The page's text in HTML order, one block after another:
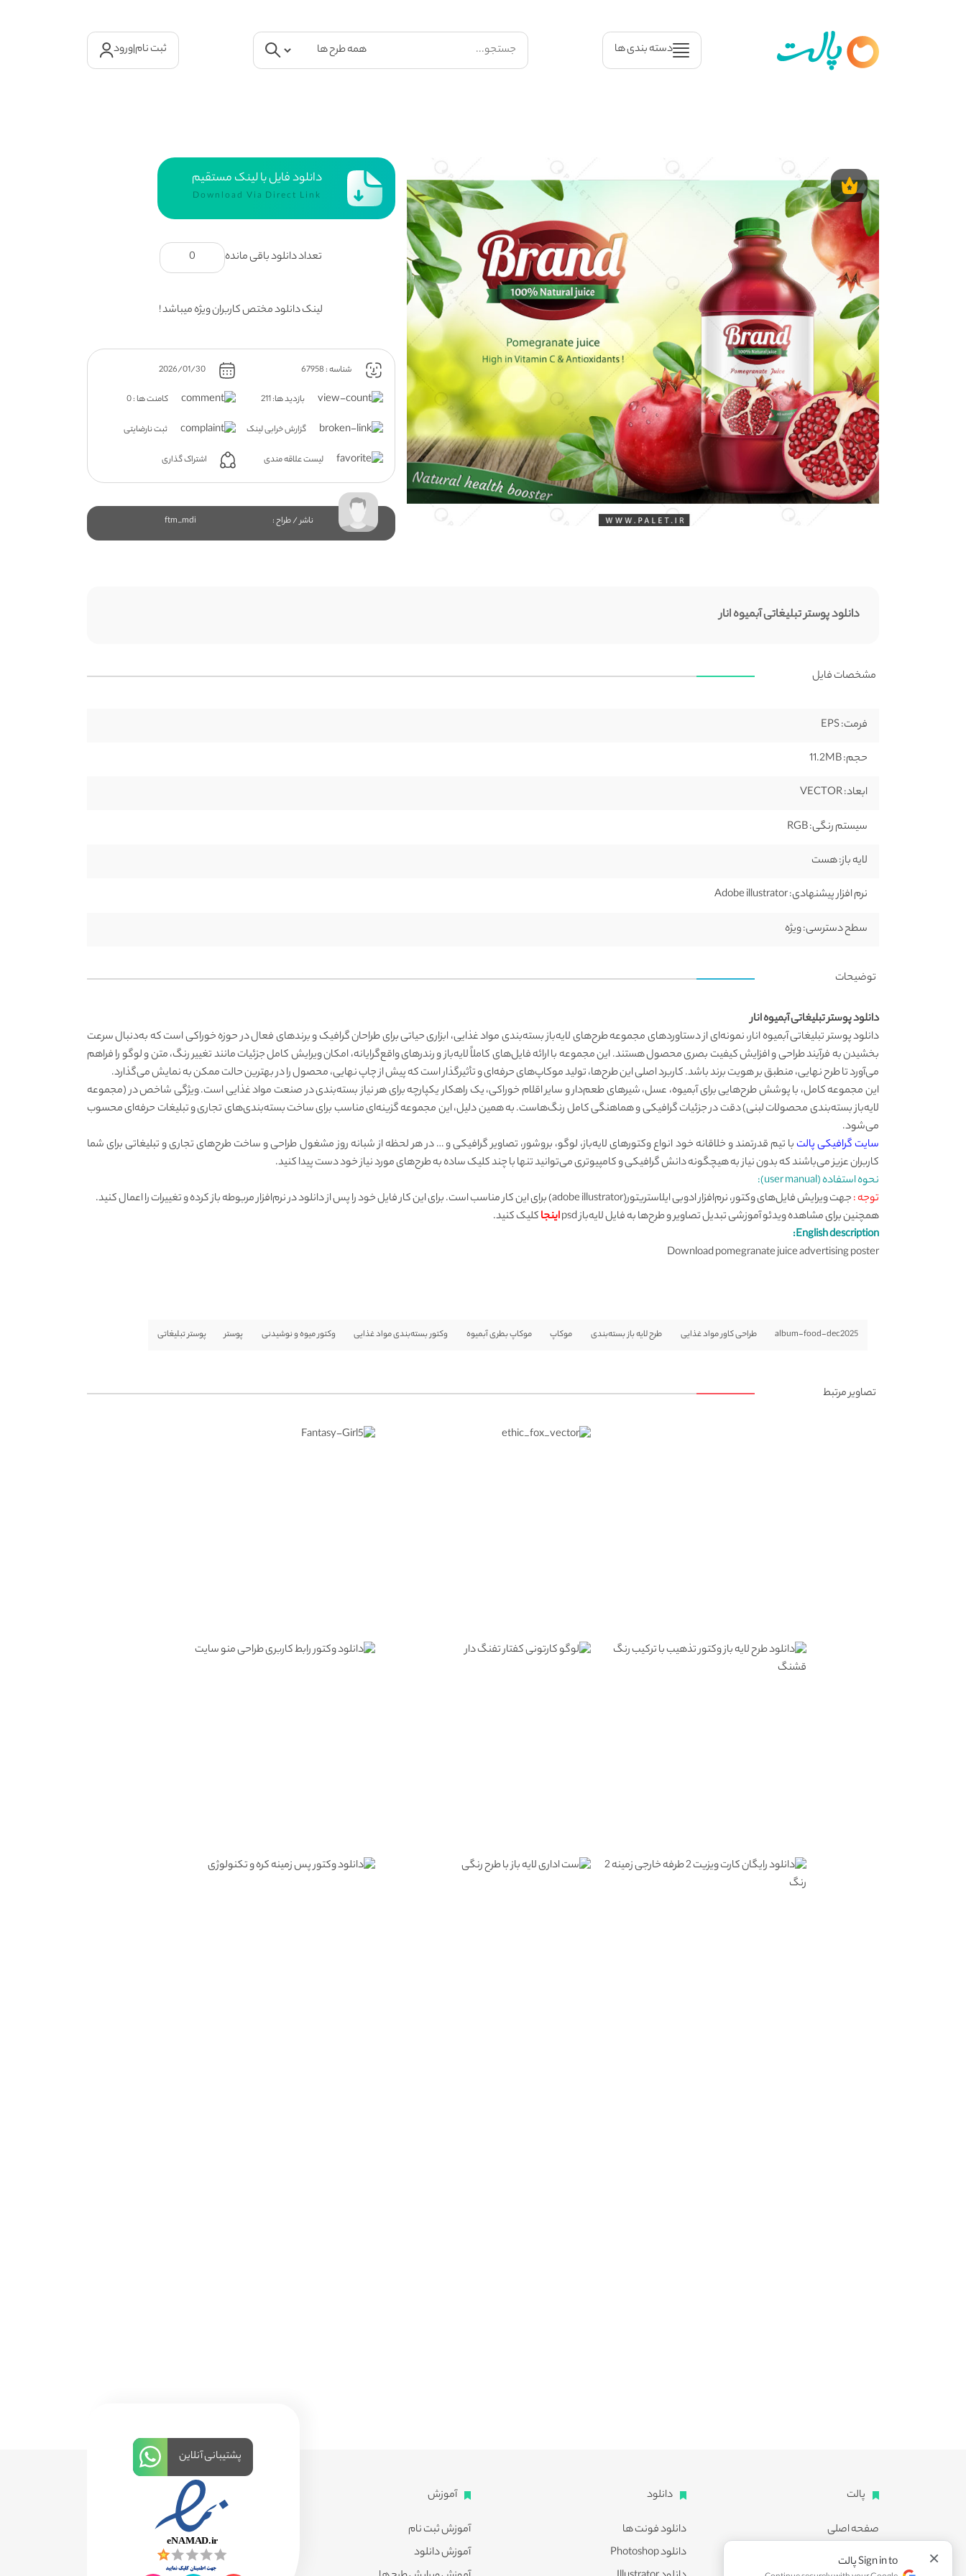
دسته بندی ها ثبت نام|ورود
دانلود فایل با لینک مستقیم
Download Via Direct Link
تعداد دانلود باقی مانده 0
لینک دانلود مختص کاربران ویژه میباشد !
شناسه : 67958 2026/01/30
بازدید ها: 211 کامنت ها : 0
گزارش خرابی لینک ثبت نارضایتی
لیست علاقه مندی اشتراک گذاری
ناشر / طراح : ftm_mdi
دانلود پوستر تبلیغاتی آبمیوه انار
مشخصات فایل
فرمت:
حجم:
ابعاد:
سیستم رنگی:
لایه باز:هست
نرم افزار پیشنهادی:
سطح دسترسی:ویژه
توضیحات
دانلود پوستر تبلیغاتی آبمیوه انار
دانلود پوستر تبلیغاتی آبمیوه انار، نمونه‌ای از دستاوردهای مجموعه طرح‌های لایه‌باز بسته‌بندی مواد غذایی، ابزاری حیاتی برای طراحان گرافیک و برندهای فعال در حوزه خوراکی است که به‌دنبال سرعت
بخشیدن به فرآیند طراحی و افزایش کیفیت بصری محصول هستند. این مجموعه با ارائه فایل‌های کاملاً لایه‌باز و رندرهای واقع‌گرایانه، امکان ویرایش کامل جزئیات مانند تغییر رنگ، متن و لوگو را فراهم
می‌آورد تا طرح نهایی، منطبق بر هویت برند باشد. کاربرد اصلی این طرح‌ها، تولید موکاپ‌های حرفه‌ای و تأثیرگذار است که پیش از چاپ نهایی، محصول را در بهترین حالت ممکن به نمایش می‌گذارد.
این مجموعه کامل، با پوشش طرح‌هایی برای آبمیوه، عسل، شیرهای طعم‌دار و سایر اقلام خوراکی، یک راهکار یکپارچه برای هر نیاز بسته‌بندی در صنعت مواد غذایی است. ویژگی شاخص در (مجموعه
لایه‌باز بسته‌بندی محصولات لبنی) دقت در جزئیات گرافیکی و هماهنگی کامل رنگ‌هاست. به همین دلیل، این مجموعه گزینه‌ای مناسب برای ساخت بسته‌بندی‌های تجاری و تبلیغات حرفه‌ای محسوب
می‌شود.
سایت گرافیکی پالتبا تیم قدرتمند و خلاقانه خود انواع وکتورهای لایه‌باز، لوگو، بروشور، تصاویر گرافیکی و … در هر لحظه از شبانه روز مشغول طراحی و ساخت طرح‌های تجاری و تبلیغاتی برای شما
کاربران عزیز می‌باشند که بدون نیاز به هیچگونه دانش گرافیکی و کامپیوتری می‌توانید تنها با چند کلیک ساده به طرح‌های مورد نیاز خود دست پیدا کنید.
نحوه استفاده (user manual):
توجه :
جهت ویرایش فایل‌های وکتور، نرم‌افزار ادوبی ایلاستریتور(adobe illustrator) برای این کار مناسب است. برای این کار فایل خود را پس از دانلود در نرم‌افزار مربوطه باز کرده و تغییرات را اعمال کنید.
همچنین برای مشاهده ویدئو آموزشی تبدیل تصاویر و طرح‌ها به فایل لایه‌باز psd
اینجاکلیک کنید.
English description:
Download pomegranate juice advertising poster
album-food-dec2025 طراحی کاور مواد غذایی طرح لایه باز بسته‌بندی موکاپ موکاپ بطری آبمیوه وکتور بسته‌بندی مواد غذایی وکتور میوه و نوشیدنی پوستر پوستر تبلیغاتی
تصاویر مرتبط
پالت
صفحه اصلی
اشتراک ویژه
دانلود
دانلود فونت ها
دانلود Photoshop
آموزش
آموزش ثبت نام
آموزش دانلود
پشتیبانی آنلاین
× Sign in to پالت